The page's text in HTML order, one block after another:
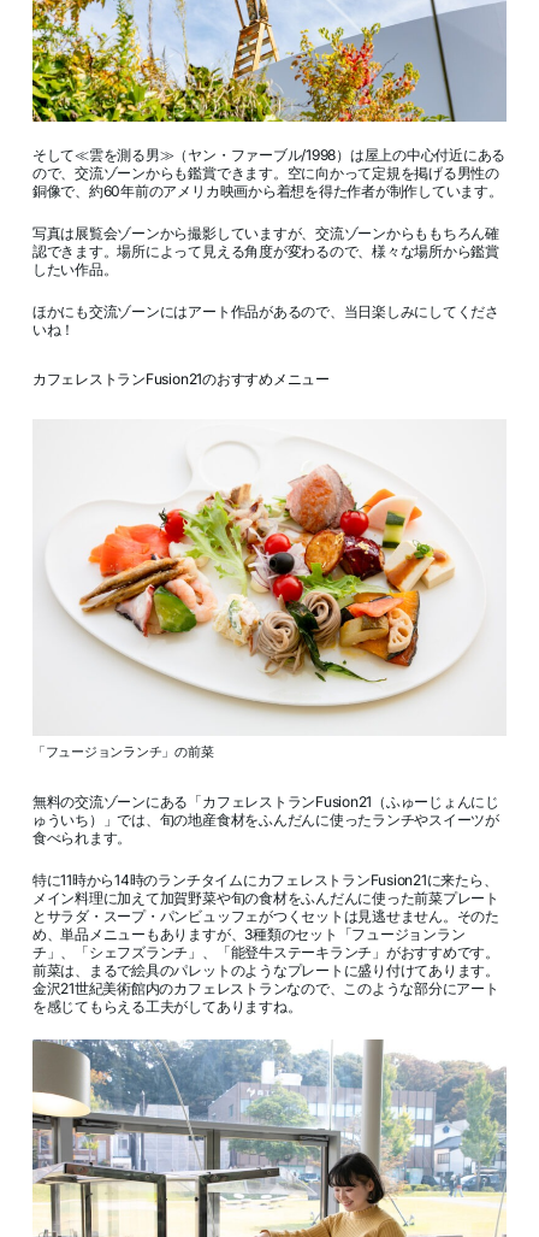
そして≪雲を測る男≫（ヤン・ファーブル/1998）は屋上の中心付近にある
ので、交流ゾーンからも鑑賞できます。空に向かって定規を掲げる男性の
銅像で、約60年前のアメリカ映画から着想を得た作者が制作しています。
写真は展覧会ゾーンから撮影していますが、交流ゾーンからももちろん確
認できます。場所によって見える角度が変わるので、様々な場所から鑑賞
したい作品。
ほかにも交流ゾーンにはアート作品があるので、当日楽しみにしてくださ
いね！
カフェレストランFusion21のおすすめメニュー
「フュージョンランチ」の前菜
無料の交流ゾーンにある「カフェレストランFusion21（ふゅーじょんにじ
ゅういち）」では、旬の地産食材をふんだんに使ったランチやスイーツが
食べられます。
特に11時から14時のランチタイムにカフェレストランFusion21に来たら、
メイン料理に加えて加賀野菜や旬の食材をふんだんに使った前菜プレート
とサラダ・スープ・パンビュッフェがつくセットは見逃せません。そのた
め、単品メニューもありますが、3種類のセット「フュージョンラン
チ」、「シェフズランチ」、「能登牛ステーキランチ」がおすすめです。
前菜は、まるで絵具のパレットのようなプレートに盛り付けてあります。
金沢21世紀美術館内のカフェレストランなので、このような部分にアート
を感じてもらえる工夫がしてありますね。